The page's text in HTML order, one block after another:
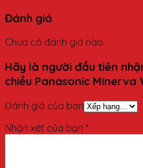
Đánh giá
Chưa có đánh giá nào.
Hãy là người đầu tiên
chiều Panasonic Minerva
Đánh giá của bạn
Nhận xét của bạn *